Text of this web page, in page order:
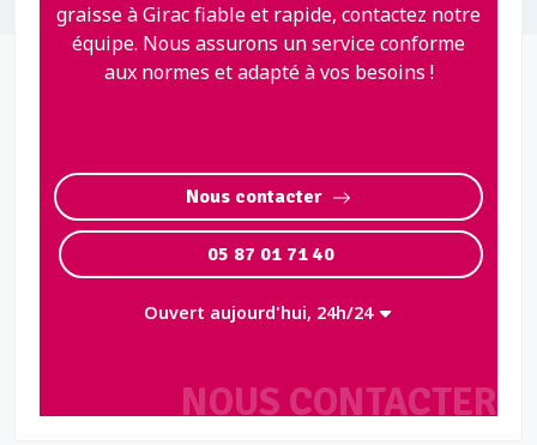
NOUS CONTACTER
graisse à Girac fiable et rapide, contactez notre
équipe. Nous assurons un service conforme
aux normes et adapté à vos besoins !
Nous contacter
05 87 01 71 40
Ouvert aujourd'hui, 24h/24